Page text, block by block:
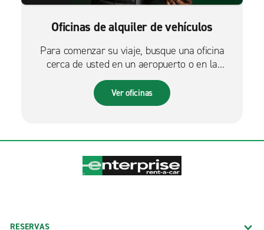
Oficinas de alquiler de vehículos
Para comenzar su viaje, busque una oficina
cerca de usted en un aeropuerto o en la
ciudad.
Ver oficinas
RESERVAS